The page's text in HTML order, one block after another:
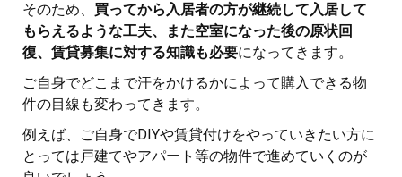
そのため、 買ってから入居者の方が継続して入居して
もらえるような工夫、また空室になった後の原状回
復、賃貸募集に対する知識も必要になってきます。
ご自身でどこまで汗をかけるかによって購入できる物
件の目線も変わってきます。
例えば、ご自身でDIYや賃貸付けをやっていきたい方に
とっては戸建てやアパート等の物件で進めていくのが